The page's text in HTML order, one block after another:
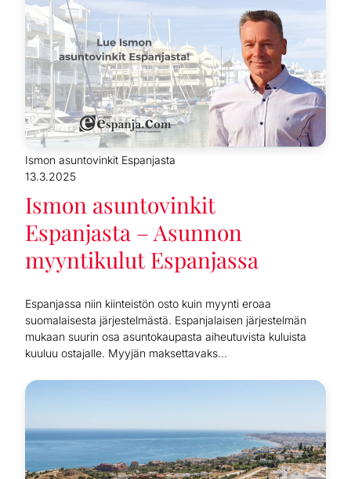
Ismon asuntovinkit Espanjasta
13.3.2025
Ismon asuntovinkit
Espanjasta – Asunnon
myyntikulut Espanjassa
Espanjassa niin kiinteistön osto kuin myynti eroaa
suomalaisesta järjestelmästä. Espanjalaisen järjestelmän
mukaan suurin osa asuntokaupasta aiheutuvista kuluista
kuuluu ostajalle. Myyjän maksettavaks...